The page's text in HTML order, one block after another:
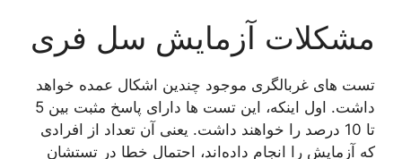
مشکلات آزمایش سل فری
تست های غربالگری موجود چندین اشکال عمده خواهد
داشت. اول اینکه، این تست ها دارای پاسخ مثبت بین 5
تا 10 درصد را خواهند داشت. یعنی آن تعداد از افرادی
که آزمایش را انجام داده‌اند، احتمال خطا در تستشان